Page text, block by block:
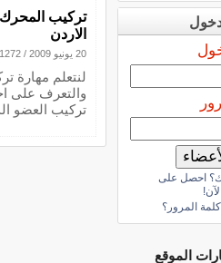
تركيب المحرك
الاردن
20 يونيو 2009 / 1272 مشاهدة
لنتعلم مهارة
والتعرف على
تركيب العضو
احصل على
المرور؟
الموقع